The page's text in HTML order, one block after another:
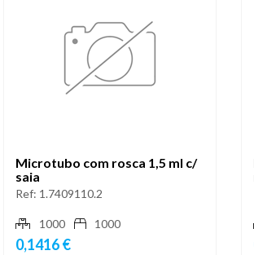
Microtubo com rosca 1,5 ml c/
saia
Ref: 1.7409110.2
1000 1000
0,1416 €